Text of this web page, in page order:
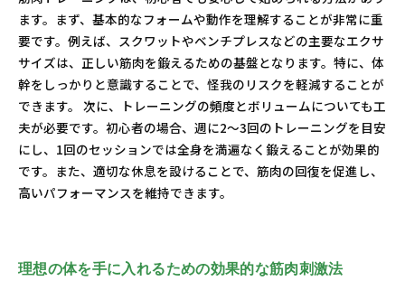
ます。まず、基本的なフォームや動作を理解することが非常に重
要です。例えば、スクワットやベンチプレスなどの主要なエクサ
サイズは、正しい筋肉を鍛えるための基盤となります。特に、体
幹をしっかりと意識することで、怪我のリスクを軽減することが
できます。 次に、トレーニングの頻度とボリュームについても工
夫が必要です。初心者の場合、週に2～3回のトレーニングを目安
にし、1回のセッションでは全身を満遍なく鍛えることが効果的
です。また、適切な休息を設けることで、筋肉の回復を促進し、
高いパフォーマンスを維持できます。
理想の体を手に入れるための効果的な筋肉刺激法